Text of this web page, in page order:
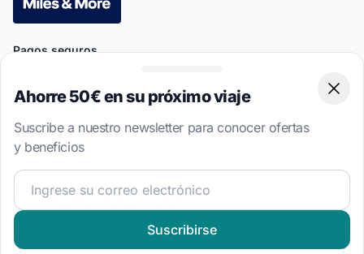
Pagos seguros
This site is protected by reCAPTCHA
4.7 · 8,533 opiniones verificadas de clientes
Ahorre 50€ en su próximo viaje
Suscribe a nuestro newsletter para conocer ofertas
y beneficios
¡Únete a nuestra comunidad náutica y recibe contenido
Suscribirse